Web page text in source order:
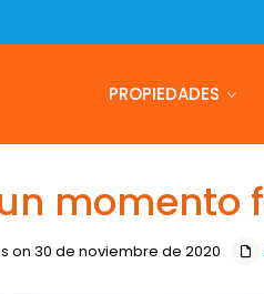
PROPIEDADES
momento
on 30 de noviembre de 2020